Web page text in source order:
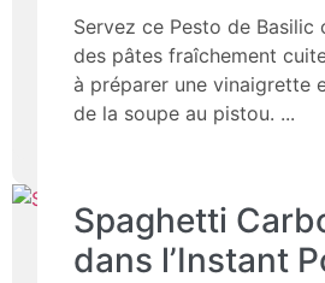
Servez ce Pesto de Basilic
des pâtes fraîchement
à préparer une vinaigrette
de la soupe au pistou.
Spaghetti
dans l’Instant